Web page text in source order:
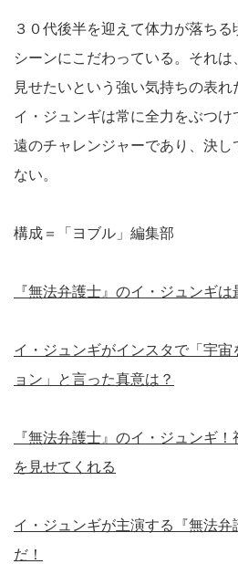
３０代後半を迎えて体力が落ち
シーンにこだわっている。それ
見せたいという強い気持ちの表れ
イ・ジュンギは常に全力をぶつ
遠のチャレンジャーであり、決し
ない。
構成＝「ヨブル」編集部
『無法弁護士』のイ・ジュンギは
イ・ジュンギがインスタで「宇
ョン」と言った真意は？
『無法弁護士』のイ・ジュンギ
を見せてくれる
イ・ジュンギが主演する『無法弁
だ！